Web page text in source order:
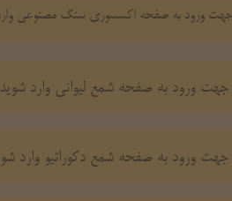
جهت ورود به صفحه شمع لیوانی وارد شوید
جهت ورود به صفحه شمع دکوراتیو وارد
ورود به صفحه اکسسوری سنگ مصنوعی